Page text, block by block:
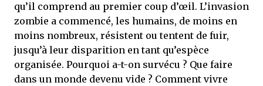
qu’il comprend au premier coup d’œil. L’invasion
zombie a commencé, les humains, de moins en
moins nombreux, résistent ou tentent de fuir,
jusqu’à leur disparition en tant qu’espèce
organisée. Pourquoi a-t-on survécu ? Que faire
dans un monde devenu vide ? Comment vivre